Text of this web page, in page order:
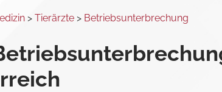
> Tierärzte > Betriebsunterbrechung